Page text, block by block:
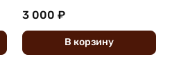
3 000 ₽
В корзину